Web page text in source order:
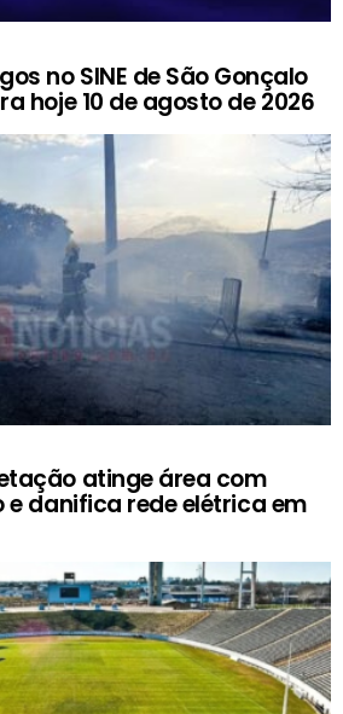
no SINE de São Gonçalo
hoje 10 de agosto de 2026
atinge área com
danifica rede elétrica em